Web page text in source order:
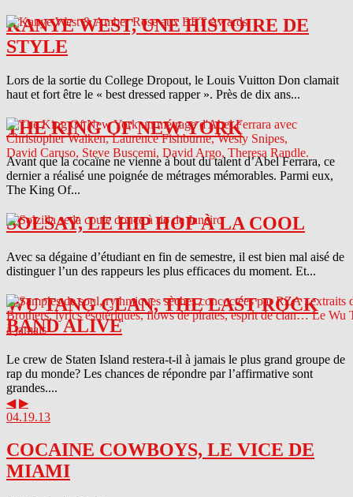
KANYE WEST, UNE HISTOIRE DE
STYLE
Lors de la sortie du College Dropout, le Louis Vuitton Don clamait
haut et fort être le « best dressed rapper ». Près de dix ans...
THE KING OF NEW YORK
Avant que la cocaïne ne vienne à bout du talent d’Abel Ferrara, ce
dernier a réalisé une poignée de métrages mémorables. Parmi eux,
The King Of...
SOLSAY, LE HIP HOP À LA COOL
Avec sa dégaine d’étudiant en fin de semestre, il est bien mal aisé de
distinguer l’un des rappeurs les plus efficaces du moment. Et...
WU TANG CLAN, THE LAST ROCK
BAND ALIVE
Le crew de Staten Island restera-t-il à jamais le plus grand groupe de
rap du monde? Les chances de répondre par l’affirmative sont
grandes....
◀ ▶
04.19.13
COCAINE COWBOYS, LE VICE DE
MIAMI